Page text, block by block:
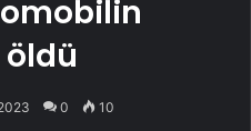
öldü
0 10